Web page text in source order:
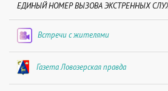
ЕДИНЫЙ НОМЕР ВЫЗОВА ЭКСТРЕННЫХ
Встречи с жителями
Газета Ловозерская правда